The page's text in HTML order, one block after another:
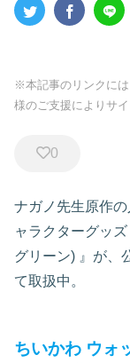
※本記事のリンクに
様のご支援によりサ
0
ナガノ先生原作
ャラクターグッズ
グリーン) 』が、
て取扱中。
ちいかわ ウォ